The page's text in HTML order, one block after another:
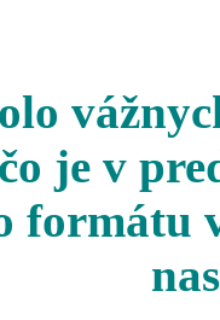
je v
formátu